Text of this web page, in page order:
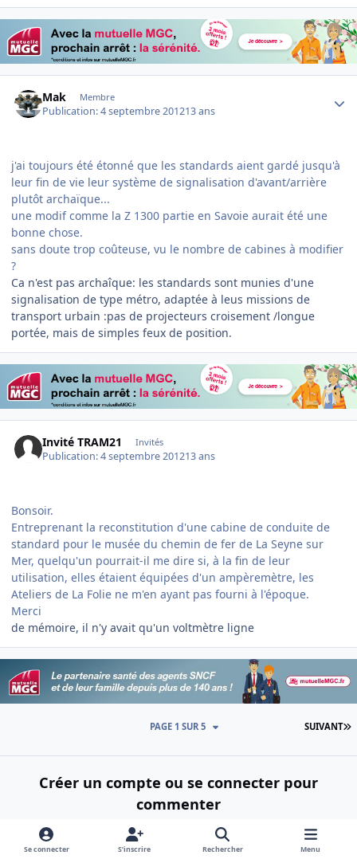
Mak Membre
Publication:4 septembre 201213 ans
j'ai toujours été étonné que les standards aient gardé jusqu'à
leur fin de vie leur système de signalisation d'avant/arrière
plutôt archaïque...
une modif comme la Z 1300 partie en Savoie aurait été une
bonne chose.
sans doute trop coûteuse, vu le nombre de cabines à modifier
?
Ca n'est pas archaîque: les standards sont munies d'une
signalisation de type métro, adaptée à leus missions de
transport urbain :pas de projecteurs croisement /longue
portée, mais de simples feux de position.
Invité TRAM21 Invités
Publication:4 septembre 201213 ans
Bonsoir.
Entreprenant la reconstitution d'une cabine de conduite de
standard pour le musée du chemin de fer de La Seyne sur
Mer, quelqu'un pourrait-il me dire si, à la fin de leur
utilisation, elles étaient équipées d'un ampèremètre, les
Ateliers de La Folie ne m'en ayant pas fourni à l'époque.
Merci
de mémoire, il n'y avait qu'un voltmètre ligne
SUIVANT
PAGE 1 SUR 5
Créer un compte ou se connecter pour
commenter
Créer un nouveau compte
Se connecter S’inscrire Rechercher Menu